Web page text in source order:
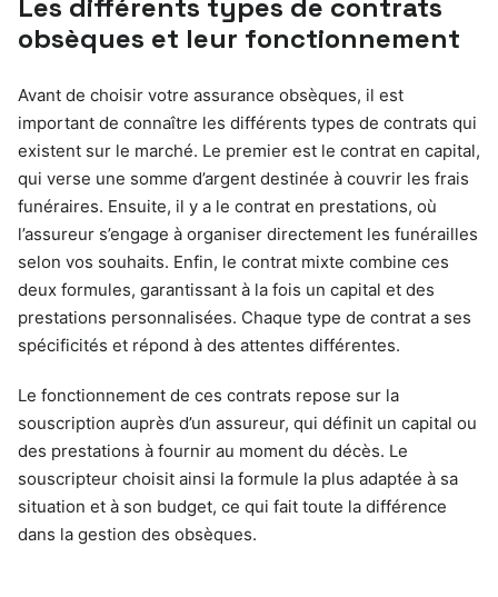
Les différents types de contrats
obsèques et leur fonctionnement
Avant de choisir votre assurance obsèques, il est
important de connaître les différents types de contrats qui
existent sur le marché. Le premier est le contrat en capital,
qui verse une somme d’argent destinée à couvrir les frais
funéraires. Ensuite, il y a le contrat en prestations, où
l’assureur s’engage à organiser directement les funérailles
selon vos souhaits. Enfin, le contrat mixte combine ces
deux formules, garantissant à la fois un capital et des
prestations personnalisées. Chaque type de contrat a ses
spécificités et répond à des attentes différentes.
Le fonctionnement de ces contrats repose sur la
souscription auprès d’un assureur, qui définit un capital ou
des prestations à fournir au moment du décès. Le
souscripteur choisit ainsi la formule la plus adaptée à sa
situation et à son budget, ce qui fait toute la différence
dans la gestion des obsèques.